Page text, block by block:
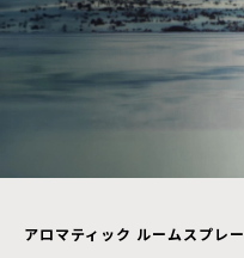
アロマティック ルームスプレー